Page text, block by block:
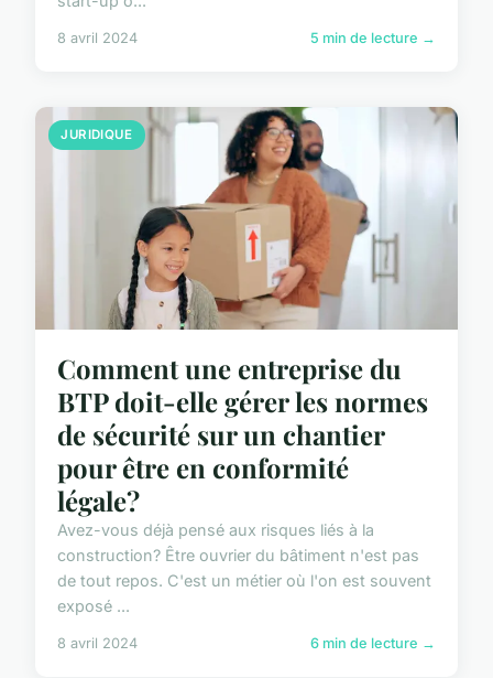
8 avril 2024 5 min de lecture →
JURIDIQUE
Comment une entreprise du
BTP doit-elle gérer les normes
de sécurité sur un chantier
pour être en conformité
légale?
Avez-vous déjà pensé aux risques liés à la
construction? Être ouvrier du bâtiment n'est pas
de tout repos. C'est un métier où l'on est souvent
exposé ...
8 avril 2024 6 min de lecture →